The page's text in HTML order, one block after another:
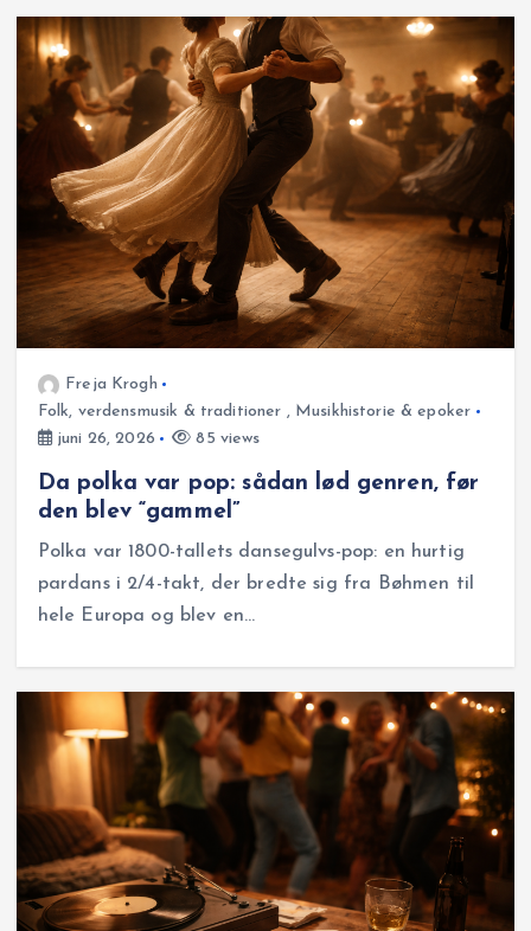
Freja Krogh
Folk, verdensmusik & traditioner , Musikhistorie & epoker
juni 26, 2026
85 views
Da polka var pop: sådan lød genren, før
den blev “gammel”
Polka var 1800-tallets dansegulvs-pop: en hurtig
pardans i 2/4-takt, der bredte sig fra Bøhmen til
hele Europa og blev en…